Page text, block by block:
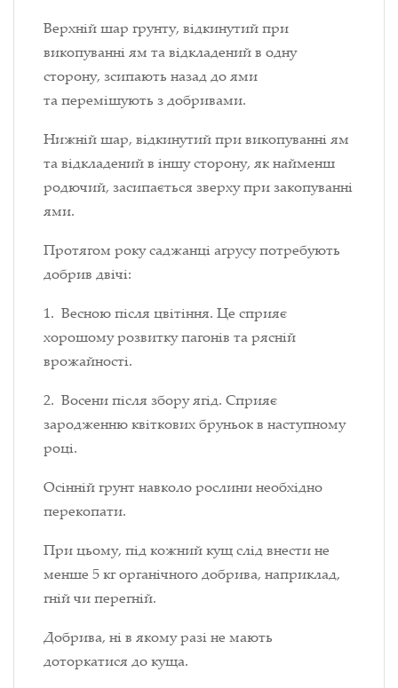
Верхній шар грунту, відкинутий при
викопуванні ям та відкладений в одну
сторону, зсипають назад до ями
та перемішують з добривами.
Нижній шар, відкинутий при викопуванні ям
та відкладений в іншу сторону, як найменш
родючий, засипається зверху при закопуванні
ями.
Протягом року саджанці аґрусу потребують
добрив двічі:
1. Весною після цвітіння. Це сприяє
хорошому розвитку пагонів та рясній
врожайності.
2. Восени після збору ягід. Сприяє
зародженню квіткових бруньок в наступному
році.
Осінній грунт навколо рослини необхідно
перекопати.
При цьому, під кожний кущ слід внести не
менше 5 кг органічного добрива, наприклад,
гній чи перегній.
Добрива, ні в якому разі не мають
доторкатися до куща.